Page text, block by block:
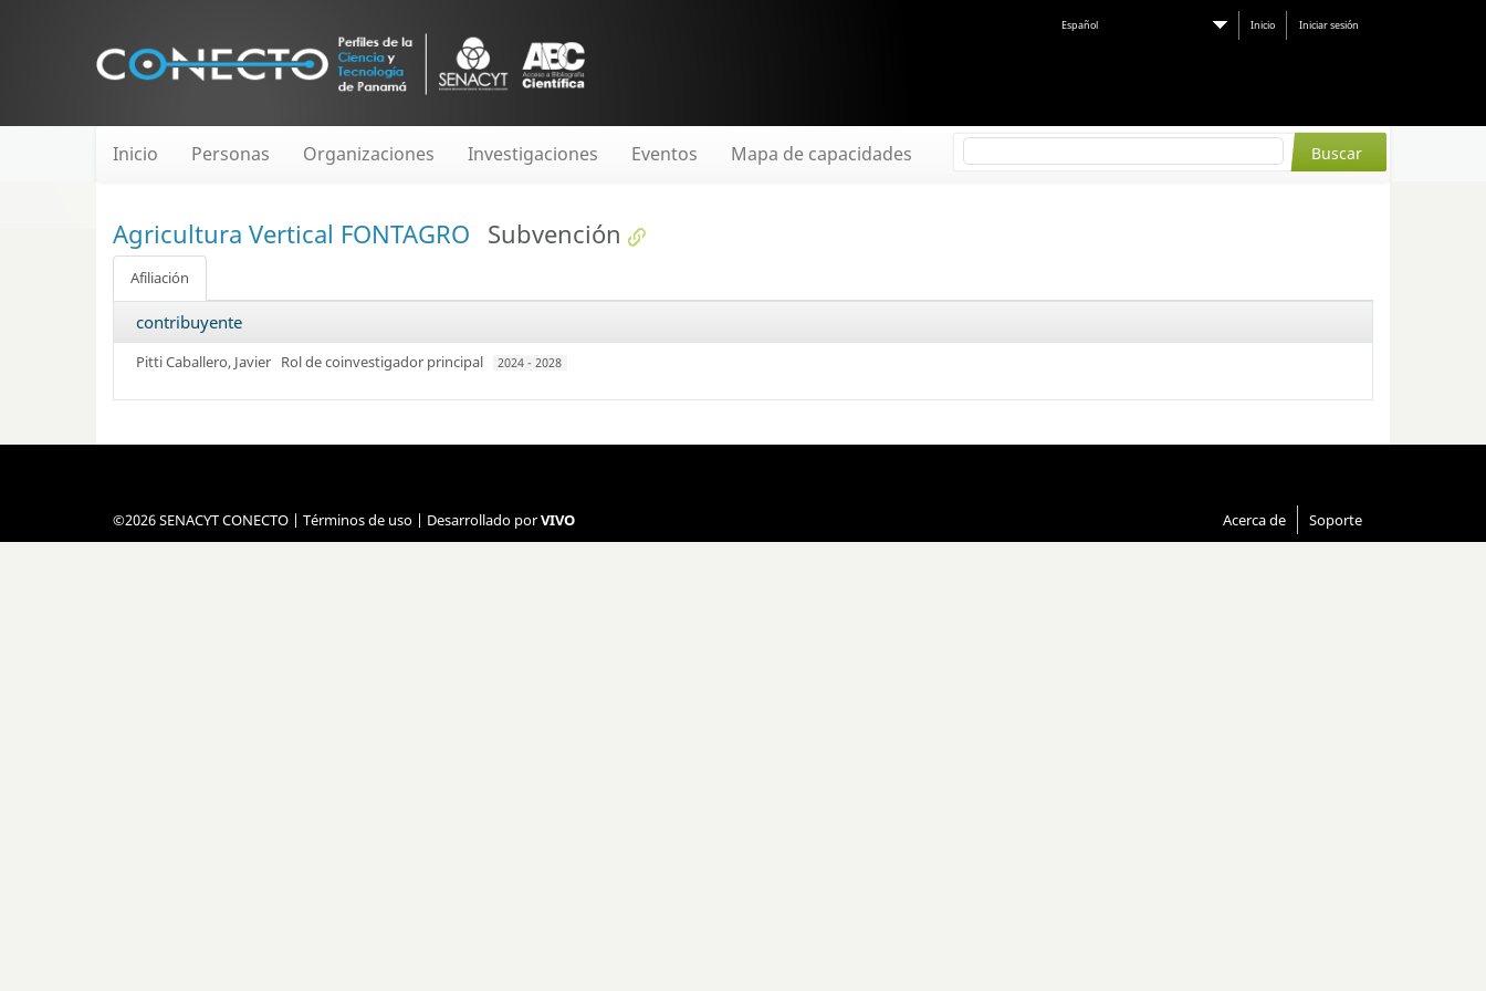
Español Inicio Iniciar sesión
Inicio Personas Organizaciones Investigaciones Eventos Mapa de capacidades
Agricultura Vertical FONTAGRO Subvención
Afiliación
contribuyente
Pitti Caballero, Javier Rol de coinvestigador principal 2024 - 2028
©2026 SENACYT CONECTO | Términos de uso | Desarrollado porVIVO Acerca de Soporte